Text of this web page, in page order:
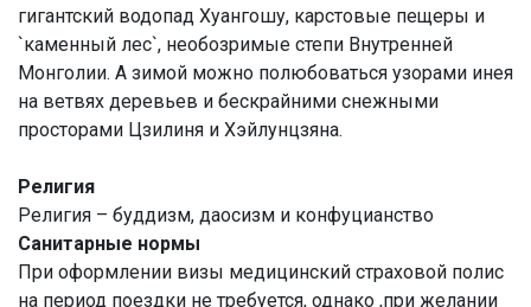
гигантский водопад Хуангошу, карстовые пещеры и
`каменный лес`, необозримые степи Внутренней
Монголии. А зимой можно полюбоваться узорами инея
на ветвях деревьев и бескрайними снежными
просторами Цзилиня и Хэйлунцзяна.
Религия
Религия – буддизм, даосизм и конфуцианство
Санитарные нормы
При оформлении визы медицинский страховой полис
на период поездки не требуется, однако ,при желании